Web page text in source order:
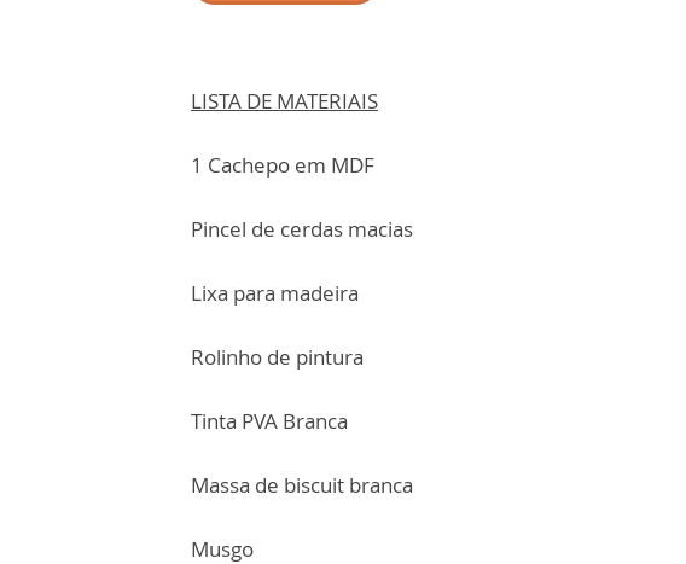
LISTA DE MATERIAIS
1 Cachepo em MDF
Pincel de cerdas macias
Lixa para madeira
Rolinho de pintura
Tinta PVA Branca
Massa de biscuit branca
Musgo